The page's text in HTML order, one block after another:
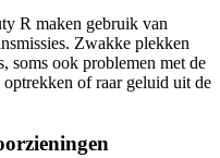
R maken gebruik van
Zwakke plekken
soms ook problemen met de
of raar geluid uit de